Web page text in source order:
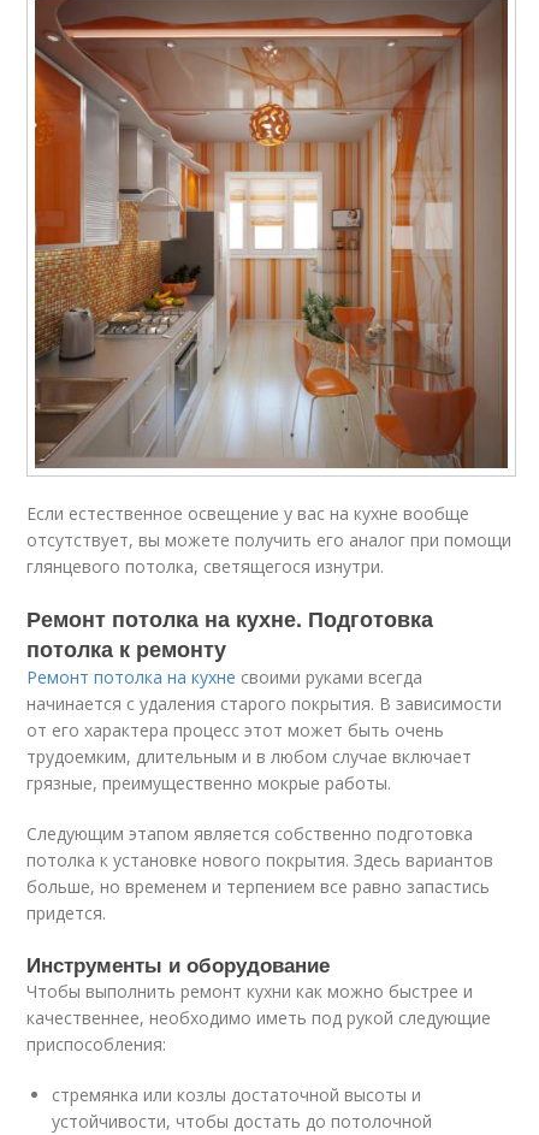
Если естественное освещение у вас на кухне вообще
отсутствует, вы можете получить его аналог при помощи
глянцевого потолка, светящегося изнутри.
Ремонт потолка на кухне. Подготовка
потолка к ремонту
Ремонт потолка на кухне своими руками всегда
начинается с удаления старого покрытия. В зависимости
от его характера процесс этот может быть очень
трудоемким, длительным и в любом случае включает
грязные, преимущественно мокрые работы.
Следующим этапом является собственно подготовка
потолка к установке нового покрытия. Здесь вариантов
больше, но временем и терпением все равно запастись
придется.
Инструменты и оборудование
Чтобы выполнить ремонт кухни как можно быстрее и
качественнее, необходимо иметь под рукой следующие
приспособления:
стремянка или козлы достаточной высоты и
устойчивости, чтобы достать до потолочной